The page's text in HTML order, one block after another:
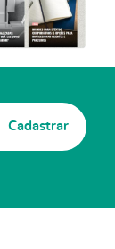
Cadastrar